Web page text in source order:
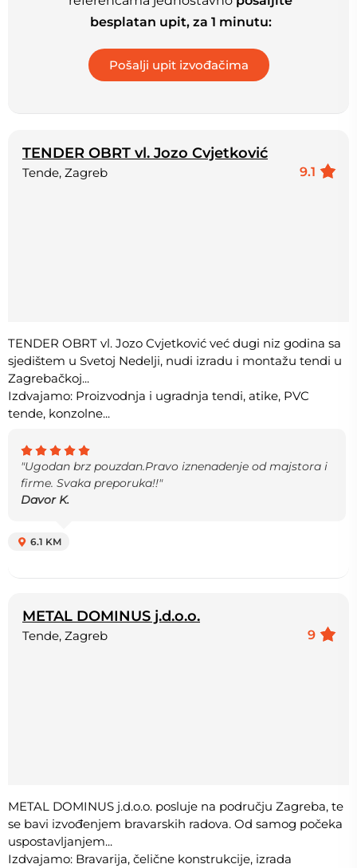
besplatan upit, za 1 minutu:
TENDER OBRT vl. Jozo Cvjetković
9.1
Tende, Zagreb
TENDER OBRT vl. Jozo Cvjetković već dugi niz godina sa
sjedištem u Svetoj Nedelji, nudi izradu i montažu tendi u
Zagrebačkoj...
Izdvajamo: Proizvodnja i ugradnja tendi, atike, PVC
tende, konzolne...
"Ugodan brz pouzdan.Pravo iznenadenje od majstora i
firme. Svaka preporuka!!"
Davor K.
6.1 KM
METAL DOMINUS j.d.o.o.
9
Tende, Zagreb
METAL DOMINUS j.d.o.o. posluje na području Zagreba, te
se bavi izvođenjem bravarskih radova. Od samog počeka
uspostavljanjem...
Izdvajamo: Bravarija, čelične konstrukcije, izrada